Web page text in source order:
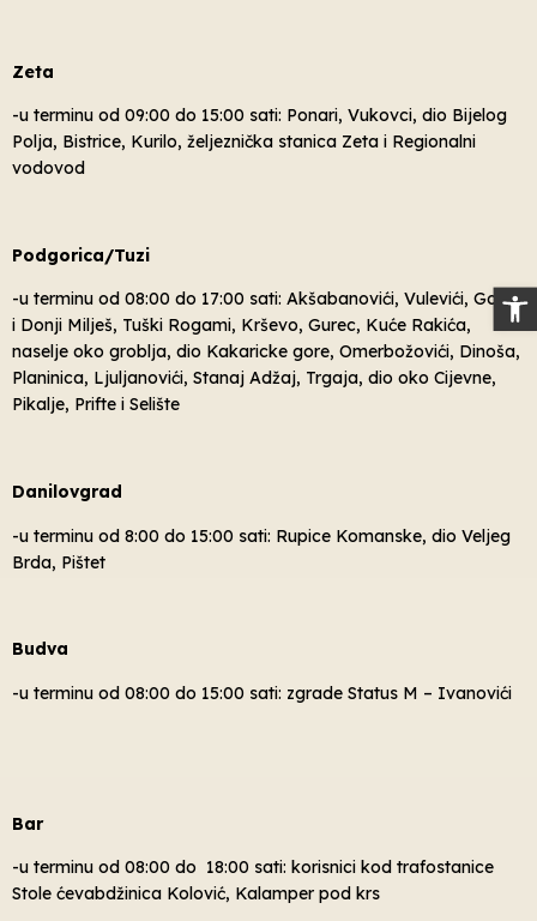
Zeta
-u terminu od 09:00 do 15:00 sati: Ponari, Vukovci, dio Bijelog
Polja, Bistrice, Kurilo, željeznička stanica Zeta i Regionalni
vodovod
Podgorica/Tuzi
-u terminu od 08:00 do 17:00 sati: Akšabanovići, Vulevići, Gornji
i Donji Milješ, Tuški Rogami, Krševo, Gurec, Kuće Rakića,
naselje oko groblja, dio Kakaricke gore, Omerbožovići, Dinoša,
Planinica, Ljuljanovići, Stanaj Adžaj, Trgaja, dio oko Cijevne,
Pikalje, Prifte i Selište
Danilovgrad
-u terminu od 8:00 do 15:00 sati: Rupice Komanske, dio Veljeg
Brda, Pištet
Budva
-u terminu od 08:00 do 15:00 sati: zgrade Status M – Ivanovići
Bar
-u terminu od 08:00 do 18:00 sati: korisnici kod trafostanice
Stole ćevabdžinica Kolović, Kalamper pod krs